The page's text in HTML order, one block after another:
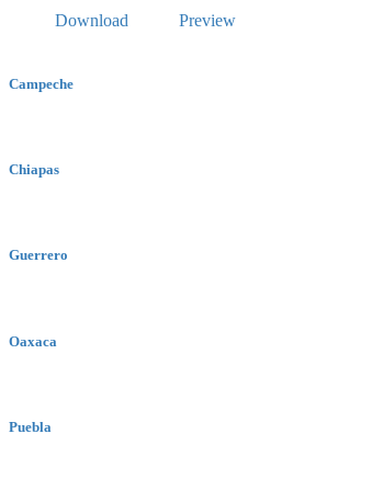
Download Preview
Campeche
Chiapas
Guerrero
Oaxaca
Puebla